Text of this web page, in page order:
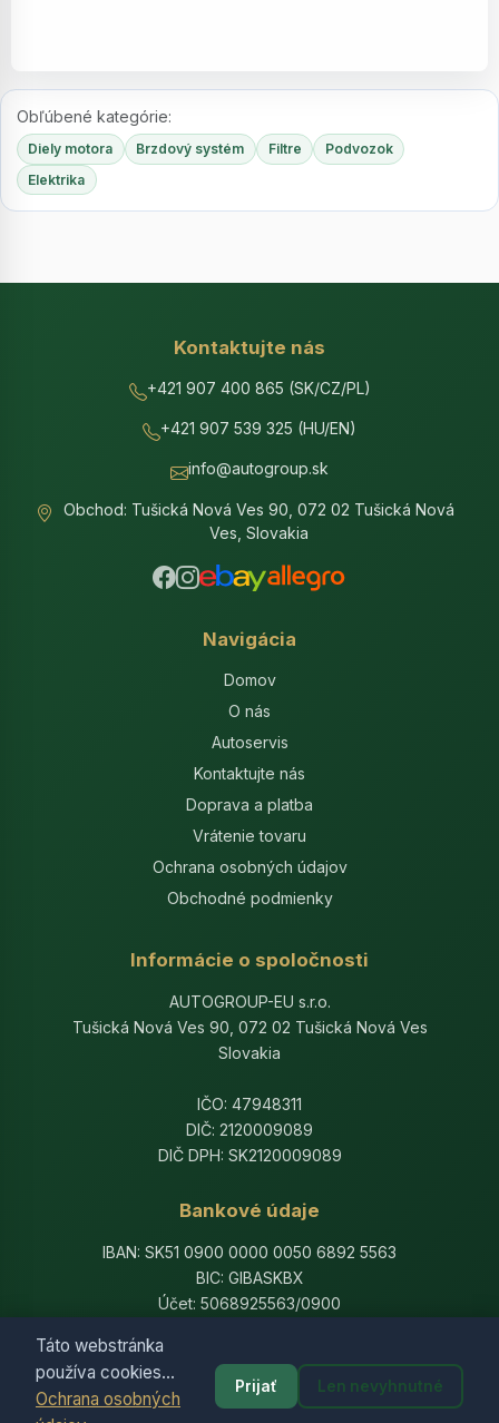
Táto webstránka
používa cookies...
Ochrana osobných
Prijať Len nevyhnutné
Obľúbené kategórie:
Diely motora Brzdový systém Filtre
Podvozok
Elektrika
Kontaktujte nás
+421 907 400 865 (SK/CZ/PL)
+421 907 539 325 (HU/EN)
info@autogroup.sk
Obchod: Tušická Nová Ves 90, 072 02 Tušická Nová
Ves, Slovakia
Navigácia
Domov
O nás
Autoservis
Kontaktujte nás
Doprava a platba
Vrátenie tovaru
Ochrana osobných údajov
Obchodné podmienky
Informácie o spoločnosti
AUTOGROUP-EU s.r.o.
Tušická Nová Ves 90, 072 02 Tušická Nová Ves
Slovakia
IČO: 47948311
DIČ: 2120009089
DIČ DPH: SK2120009089
Bankové údaje
IBAN: SK51 0900 0000 0050 6892 5563
BIC: GIBASKBX
Účet: 5068925563/0900